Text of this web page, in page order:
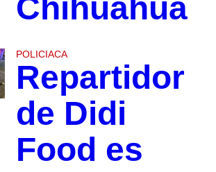
Chihuahua
POLICIACA
Repartidor
de Didi
Food es